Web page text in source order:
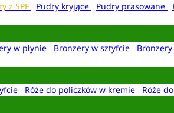
z SPF Pudry kryjące Pudry prasowane
w płynie Bronzery w sztyfcie
Róże do policzków w kremie Róże